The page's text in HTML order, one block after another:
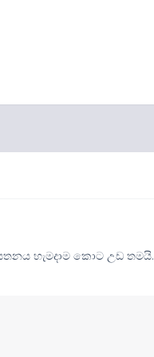
හැමදාම කොට උඩ තමයි.